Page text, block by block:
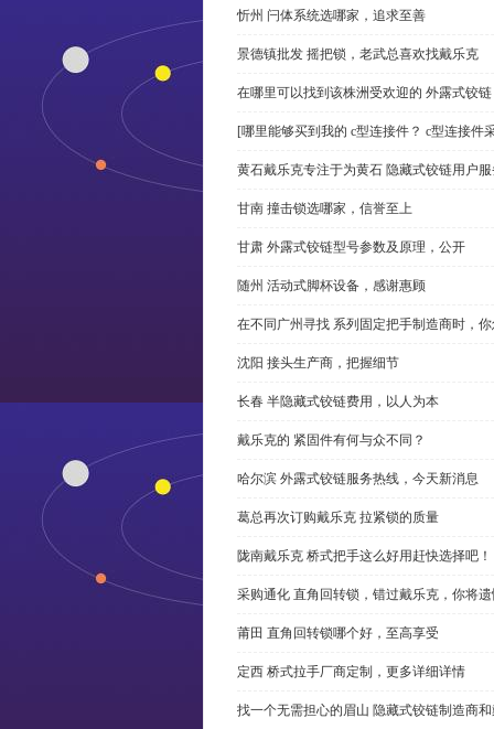
忻州 闩体系统选哪家，追求至善
景德镇批发 摇把锁，老武总喜欢找戴乐克
在哪里可以找到该株洲受欢迎的 外露式铰
[哪里能够买到我的 c型连接件？ c型连接件
黄石戴乐克专注于为黄石 隐藏式铰链用户
甘南 撞击锁选哪家，信誉至上
甘肃 外露式铰链型号参数及原理，公开
随州 活动式脚杯设备，感谢惠顾
在不同广州寻找 系列固定把手制造商时，
沈阳 接头生产商，把握细节
长春 半隐藏式铰链费用，以人为本
戴乐克的 紧固件有何与众不同？
哈尔滨 外露式铰链服务热线，今天新消息
葛总再次订购戴乐克 拉紧锁的质量
陇南戴乐克 桥式把手这么好用赶快选择吧！
采购通化 直角回转锁，错过戴乐克，你将
莆田 直角回转锁哪个好，至高享受
定西 桥式拉手厂商定制，更多详细详情
找一个无需担心的眉山 隐藏式铰链制造商